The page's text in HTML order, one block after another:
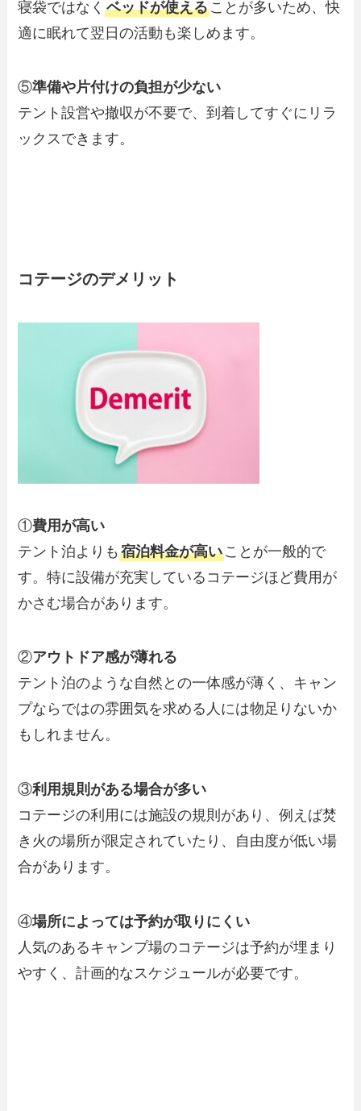
寝袋ではなくベッドが使えることが多いため、快
適に眠れて翌日の活動も楽しめます。
⑤準備や片付けの負担が少ない
テント設営や撤収が不要で、到着してすぐにリラ
ックスできます。
コテージのデメリット
①費用が高い
テント泊よりも宿泊料金が高いことが一般的で
す。特に設備が充実しているコテージほど費用が
かさむ場合があります。
②アウトドア感が薄れる
テント泊のような自然との一体感が薄く、キャン
プならではの雰囲気を求める人には物足りないか
もしれません。
③利用規則がある場合が多い
コテージの利用には施設の規則があり、例えば焚
き火の場所が限定されていたり、自由度が低い場
合があります。
④場所によっては予約が取りにくい
人気のあるキャンプ場のコテージは予約が埋まり
やすく、計画的なスケジュールが必要です。